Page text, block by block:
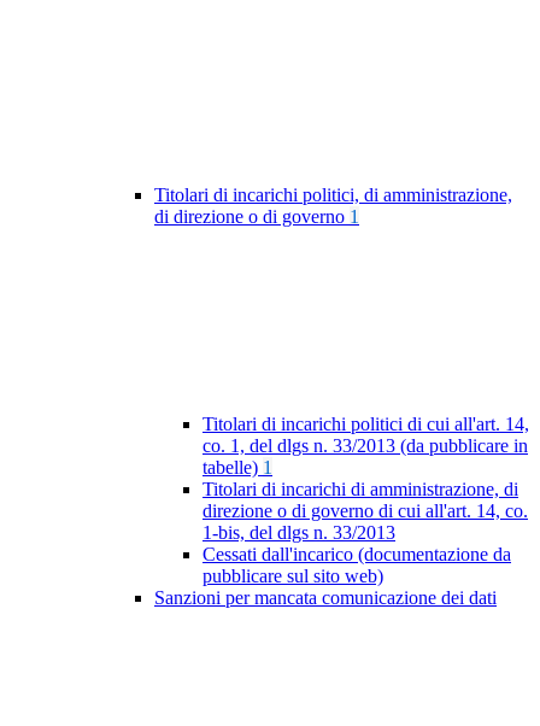
Titolari di incarichi politici, di amministrazione,
di direzione o di governo 1
Titolari di incarichi politici di cui all'art. 14,
co. 1, del dlgs n. 33/2013 (da pubblicare in
tabelle) 1
Titolari di incarichi di amministrazione, di
direzione o di governo di cui all'art. 14, co.
1-bis, del dlgs n. 33/2013
Cessati dall'incarico (documentazione da
pubblicare sul sito web)
Sanzioni per mancata comunicazione dei dati